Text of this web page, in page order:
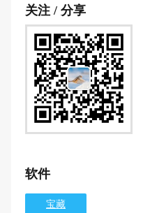
关注 / 分享
软件
宝藏